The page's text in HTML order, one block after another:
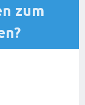
zum